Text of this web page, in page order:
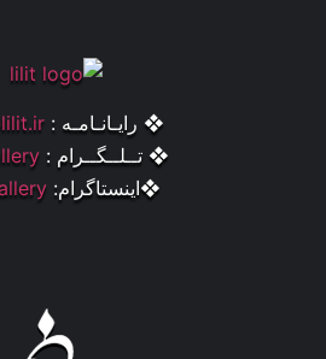
❖ رایـانـامـه :
❖ تــلــگــرام :
❖اینستاگرام: